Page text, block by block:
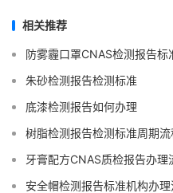
相关推荐
防雾霾口罩CNAS检测报告标
朱砂检测报告检测标准
底漆检测报告如何办理
树脂检测报告检测标准周期流
牙膏配方CNAS质检报告办理
安全帽检测报告标准机构办理